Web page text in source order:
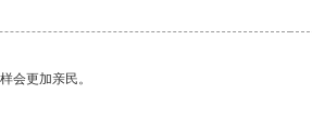
会更加亲民。